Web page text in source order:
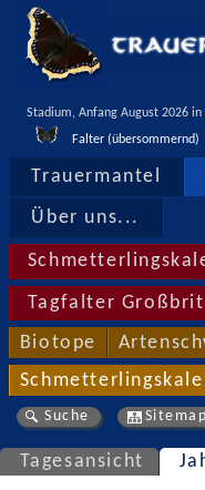
Stadium, Anfang August 2026 in
Falter (übersommernd)
Trauermantel
Über uns...
Tagfalter
Biotope
Suche Sitemap
Tagesansicht